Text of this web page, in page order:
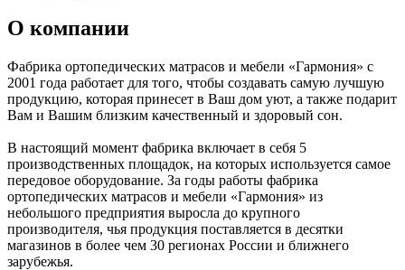
О компании
Фабрика ортопедических матрасов и мебели «Гармония» с
2001 года работает для того, чтобы создавать самую лучшую
продукцию, которая принесет в Ваш дом уют, а также подарит
Вам и Вашим близким качественный и здоровый сон.
В настоящий момент фабрика включает в себя 5
производственных площадок, на которых используется самое
передовое оборудование. За годы работы фабрика
ортопедических матрасов и мебели «Гармония» из
небольшого предприятия выросла до крупного
производителя, чья продукция поставляется в десятки
магазинов в более чем 30 регионах России и ближнего
зарубежья.